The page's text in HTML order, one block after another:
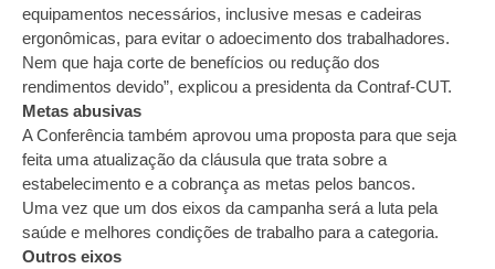
equipamentos necessários, inclusive mesas e cadeiras
ergonômicas, para evitar o adoecimento dos trabalhadores.
Nem que haja corte de benefícios ou redução dos
rendimentos devido”, explicou a presidenta da Contraf-CUT.
Metas abusivas
A Conferência também aprovou uma proposta para que seja
feita uma atualização da cláusula que trata sobre a
estabelecimento e a cobrança as metas pelos bancos.
Uma vez que um dos eixos da campanha será a luta pela
saúde e melhores condições de trabalho para a categoria.
Outros eixos